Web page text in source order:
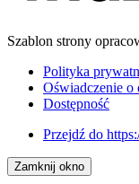
Szablon strony
Polityka
Oświadczenie o
Dostępność
Przejdź do
Zamknij okno